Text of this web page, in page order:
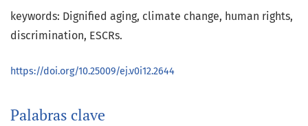
Palabras clave
keywords: Dignified aging, climate change, human rights,
discrimination, ESCRs.
https://doi.org/10.25009/ej.v0i12.2644